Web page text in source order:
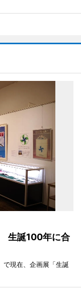
生誕100年に合
で現在、企画展「生誕